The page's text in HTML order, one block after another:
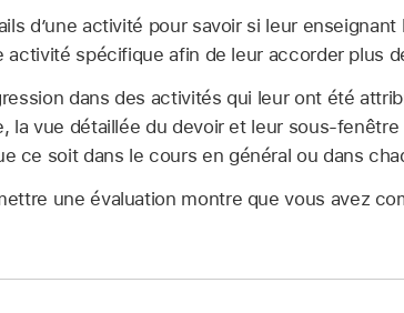
d’une activité pour savoir si leur
activité spécifique afin de leur accorder plus
dans des activités qui leur ont été
la vue détaillée du devoir et leur
ce soit dans le cours en général ou dans
une évaluation montre que vous avez